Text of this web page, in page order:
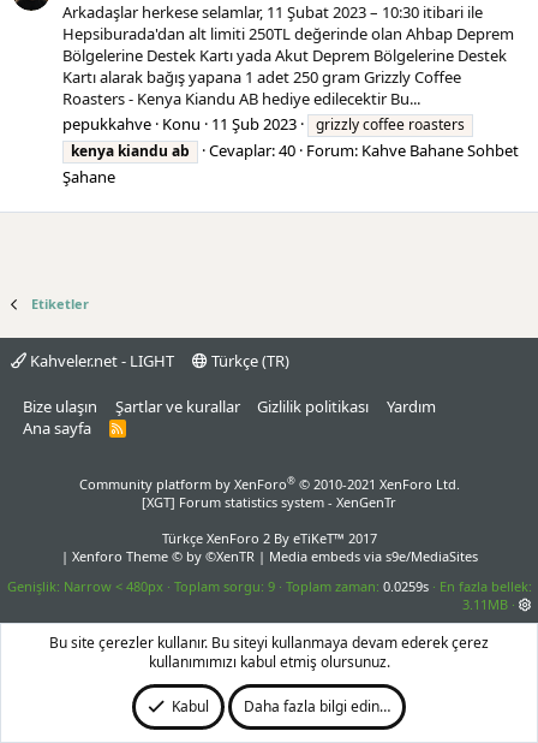
Arkadaşlar herkese selamlar, 11 Şubat 2023 – 10:30 itibari ile
Hepsiburada'dan alt limiti 250TL değerinde olan Ahbap Deprem
Bölgelerine Destek Kartı yada Akut Deprem Bölgelerine Destek
Kartı alarak bağış yapana 1 adet 250 gram Grizzly Coffee
Roasters - Kenya Kiandu AB hediye edilecektir Bu...
pepukkahve Konu 11 Şub 2023
grizzly coffee roasters
kenya kiandu ab Cevaplar: 40 Forum: Kahve Bahane Sohbet
Şahane
Etiketler
Kahveler.net - LIGHT Türkçe (TR)
Bize ulaşın Şartlar ve kurallar Gizlilik politikası
Yardım
Ana sayfa
R
Community platform by XenForo® © 2010-2021 XenForo Ltd.
[XGT] Forum statistics system - XenGenTr
Türkçe XenForo 2By eTiKeT™ 2017
| Xenforo Theme© by ©XenTR| Media embeds via s9e/MediaSites
Genişlik
Toplam sorgu 9 Toplam zaman 0.0259s
En fazla bellek
3.11MB
Bu site çerezler kullanır. Bu siteyi kullanmaya devam ederek çerez
kullanımımızı kabul etmiş olursunuz.
Kabul Daha fazla bilgi edin…